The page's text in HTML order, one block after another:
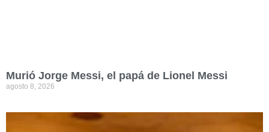
Murió Jorge Messi, el papá de Lionel Messi
agosto 8, 2026